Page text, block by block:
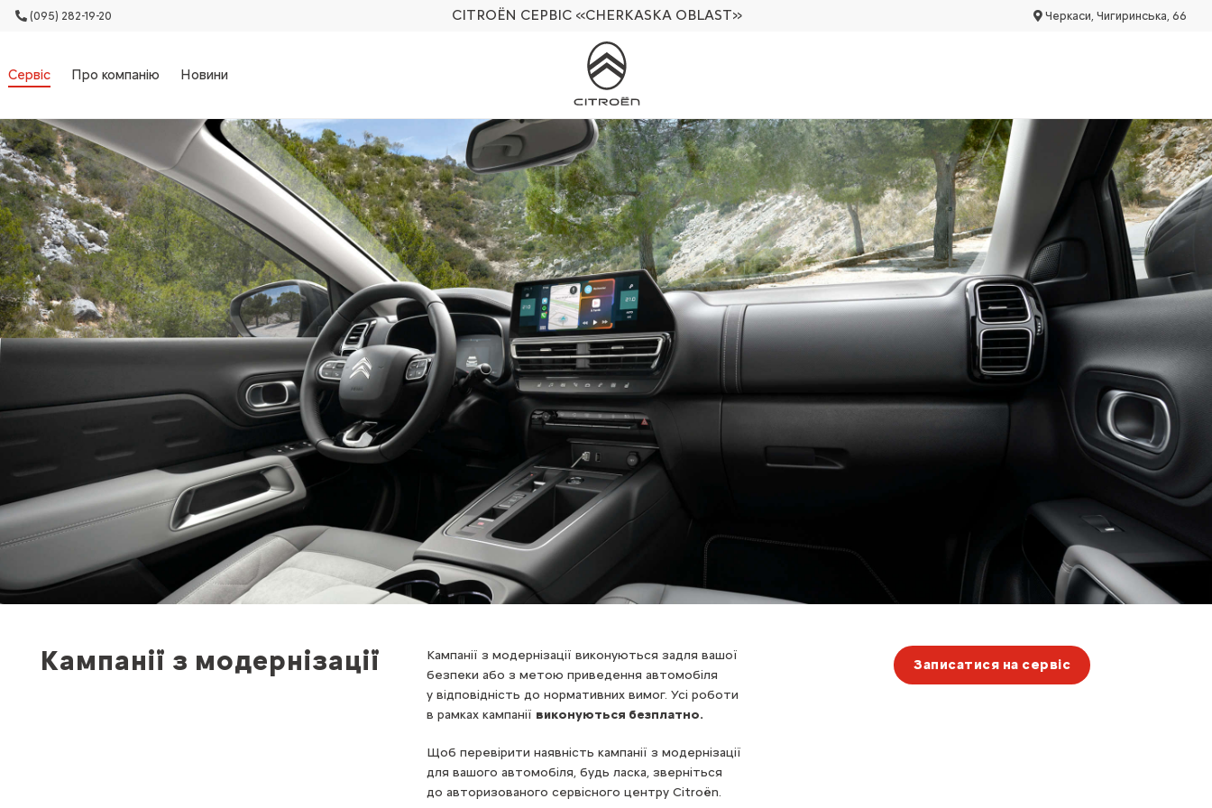
(095) 282-19-20 CITROËN СЕРВІС «CHERKASKA OBLAST» Черкаси, Чигиринська, 66
Сервіс Про компанію Новини
Кампанії з модернізації
Кампанії з модернізації виконуються задля вашої
безпеки або з метою приведення автомобіля
у відповідність до нормативних вимог. Усі роботи
в рамках кампанії виконуються безплатно.
Щоб перевірити наявність кампанії з модернізації
для вашого автомобіля, будь ласка, зверніться
до авторизованого сервісного центру Citroën.
Записатися на сервіс